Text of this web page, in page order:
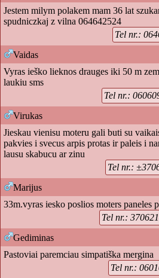
Jestem milym polakem mam 36 lat
spudniczkaj z vilna 064642524
Tel nr.:
Vaidas
Vyras ieško lieknos drauges iki 50 m
laukiu sms
Tel nr.:
Virukas
Jieskau vienisu moteru gali buti su
pakvies i svecus arpis protas ir paleis i
lausu skabucu ar zinu
Tel nr.:
Marijus
33m.vyras iesko poslios moters paneles
Tel nr.:
Gediminas
Pastoviai paremciau simpatiška mergina
Tel nr.: